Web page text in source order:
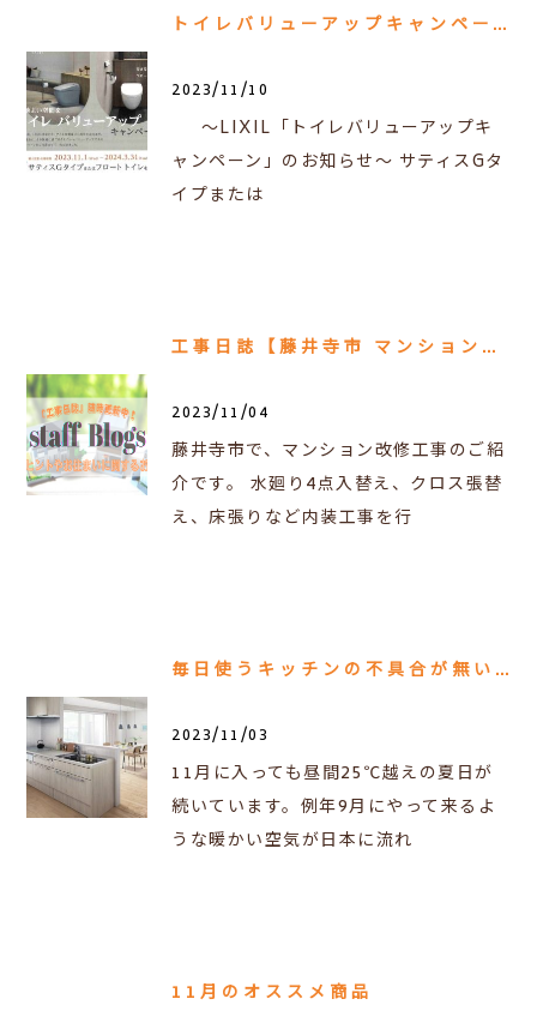
トイレバリューアップキャンペーンのお知らせ
2023/11/10
～LIXIL「トイレバリューアップキ
ャンペーン」のお知らせ～ サティスGタ
イプまたは
工事日誌【藤井寺市 マンション改修工事】
2023/11/04
藤井寺市で、マンション改修工事のご紹
介です。 水廻り4点入替え、クロス張替
え、床張りなど内装工事を行
毎日使うキッチンの不具合が無いか点検してみよう！
2023/11/03
11月に入っても昼間25℃越えの夏日が
続いています。例年9月にやって来るよ
うな暖かい空気が日本に流れ
11月のオススメ商品